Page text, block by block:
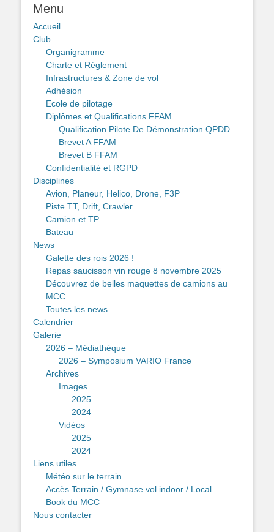
Menu
Accueil
Club
Organigramme
Charte et Réglement
Infrastructures & Zone de vol
Adhésion
Ecole de pilotage
Diplômes et Qualifications FFAM
Qualification Pilote De Démonstration QPDD
Brevet A FFAM
Brevet B FFAM
Confidentialité et RGPD
Disciplines
Avion, Planeur, Helico, Drone, F3P
Piste TT, Drift, Crawler
Camion et TP
Bateau
News
Galette des rois 2026 !
Repas saucisson vin rouge 8 novembre 2025
Découvrez de belles maquettes de camions au
MCC
Toutes les news
Calendrier
Galerie
2026 – Médiathèque
2026 – Symposium VARIO France
Archives
Images
2025
2024
Vidéos
2025
2024
Liens utiles
Météo sur le terrain
Accès Terrain / Gymnase vol indoor / Local
Book du MCC
Nous contacter